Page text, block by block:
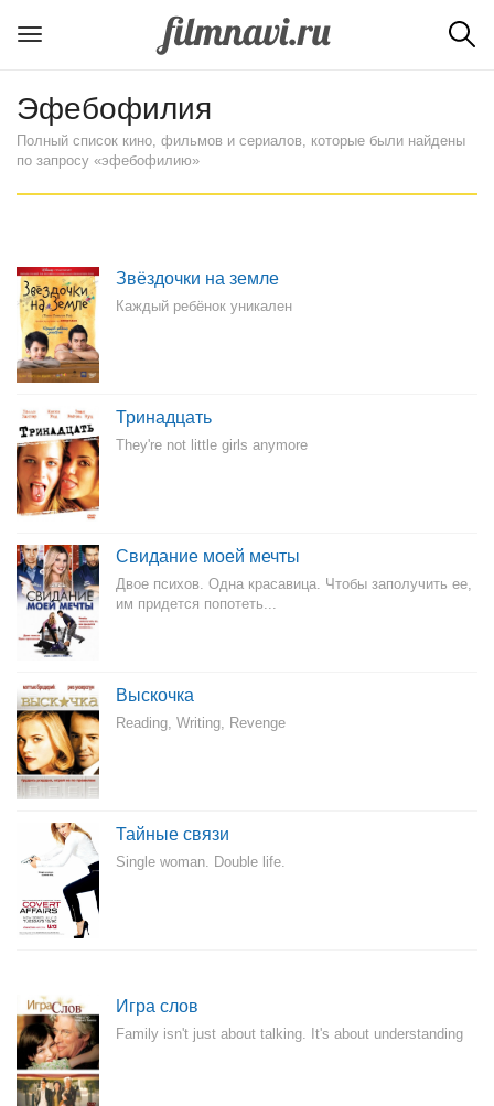
Эфебофилия
Полный список кино, фильмов и сериалов, которые были найдены
по запросу «эфебофилию»
Звёздочки на земле
Каждый ребёнок уникален
Тринадцать
They're not little girls anymore
Свидание моей мечты
Двое психов. Одна красавица. Чтобы заполучить ее,
им придется попотеть...
Выскочка
Reading, Writing, Revenge
Тайные связи
Single woman. Double life.
Игра слов
Family isn't just about talking. It's about understanding